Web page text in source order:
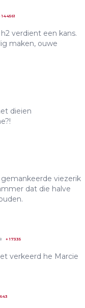
144561
verdient een kans.
maken, ouwe
dieien
viezerik
dat die halve
+17335
verkeerd he Marcie